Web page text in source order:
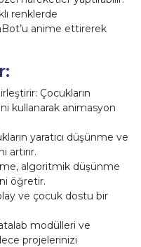
renklerde
anime ettirerek
Çocukların
kullanarak animasyon
yaratıcı düşünme ve
algoritmik düşünme
öğretir.
ve çocuk dostu bir
modülleri ve
projelerinizi